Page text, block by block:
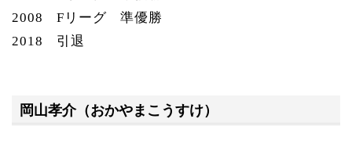
2008 Fリーグ 準優勝
2018 引退
岡山孝介（おかやまこうすけ）